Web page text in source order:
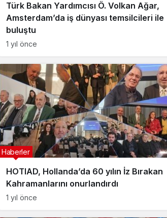
Türk Bakan Yardımcısı Ö. Volkan Ağar,
Amsterdam’da iş dünyası temsilcileri ile
buluştu
1 yıl önce
HOTIAD, Hollanda’da 60 yılın İz Bırakan
Kahramanlarını onurlandırdı
Haberler
1 yıl önce